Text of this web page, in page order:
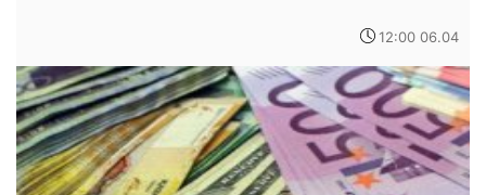
12:00 06.04